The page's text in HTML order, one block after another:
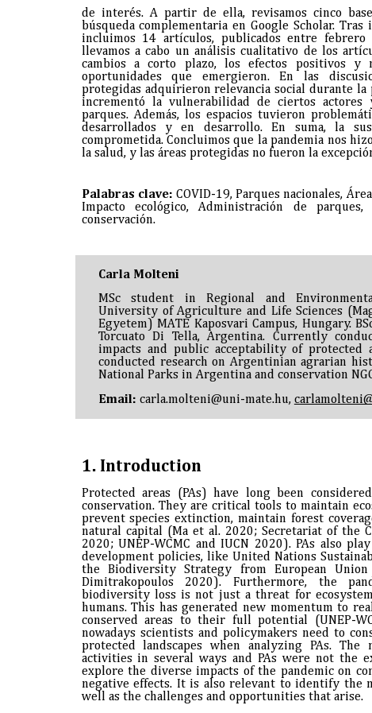
de interés. A partir de ella, revisamos cinco
búsqueda complementaria en Google Scholar.
incluimos 14 artículos, publicados entre
llevamos a cabo un análisis cualitativo de los
cambios a corto plazo, los efectos positivos y
oportunidades que emergieron. En las
protegidas adquirieron relevancia social durante la
incrementó la vulnerabilidad de ciertos
parques. Además, los espacios tuvieron
desarrollados y en desarrollo. En suma, la
comprometida. Concluimos que la pandemia nos
la salud, y las áreas protegidas no fueron la
Palabras clave: COVID-19, Parques nacionales,
Impacto ecológico, Administración de
conservación.
Carla Molteni
MSc student in Regional and
University of Agriculture and Life Sciences
Egyetem) MATE Kaposvari Campus, Hungary.
Torcuato Di Tella, Argentina. Currently
impacts and public acceptability of protected
conducted research on Argentinian agrarian
National Parks in Argentina and conservation
Email: carla.molteni@uni-mate.hu,
1. Introduction
Protected areas (PAs) have long been
conservation. They are critical tools to maintain
prevent species extinction, maintain forest
natural capital (Ma et al. 2020; Secretariat of the
2020; UNEP-WCMC and IUCN 2020). PAs also
development policies, like United Nations
the Biodiversity Strategy from European
Dimitrakopoulos 2020). Furthermore, the
biodiversity loss is not just a threat for
humans. This has generated new momentum to
conserved areas to their full potential (UNEP-
nowadays scientists and policymakers need to
protected landscapes when analyzing PAs.
activities in several ways and PAs were not the
explore the diverse impacts of the pandemic on
negative effects. It is also relevant to identify the
well as the challenges and opportunities that arise.